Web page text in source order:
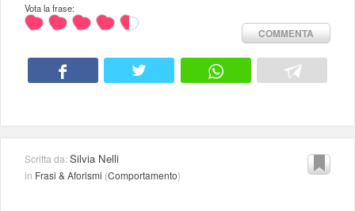
Vota la frase:
COMMENTA
Scritta da:Silvia Nelli
in Frasi & Aforismi (Comportamento)